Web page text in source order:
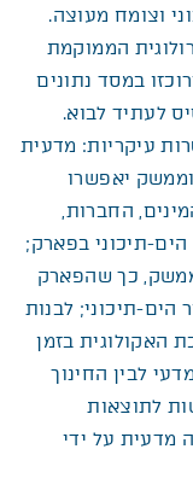
וצומח מעוצה.
הממוקמת
במסד נתונים
עיקריות: מדעית
יאפשרו
החברות,
תיכוני בפארק;
כך שהפארק
הים-תיכוני; לבנות
האקולוגית בזמן
לבין החינוך
לתוצאות
מדעית על ידי